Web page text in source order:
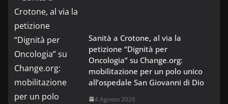
Sanità a Crotone, al via la
petizione “Dignità per
Oncologia” su Change.org:
mobilitazione per un polo unico
all’ospedale San Giovanni di Dio
4 Agosto 2026